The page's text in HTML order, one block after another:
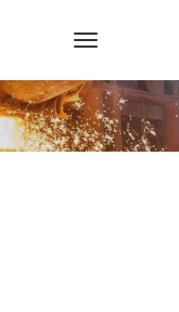
Toggle